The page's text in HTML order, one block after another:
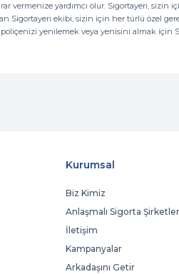
vermenize yardımcı olur. Sigortayeri, sizin
Sigortayeri ekibi, sizin için her türlü özel
yenilemek veya yenisini almak için
Kurumsal
Biz Kimiz
Anlaşmalı Sigorta
İletişim
Kampanyalar
Arkadaşını Getir